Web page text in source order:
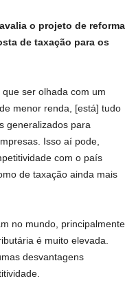
o projeto de reforma
de taxação para os
ser olhada com um
menor renda, [está] tudo
generalizados para
Isso aí pode,
com o país
de taxação ainda mais
no mundo, principalmente
é muito elevada.
desvantagens